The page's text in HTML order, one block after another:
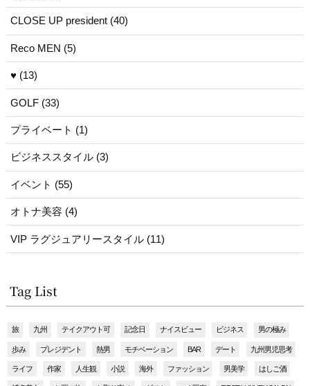
CLOSE UP president (40)
Reco MEN (5)
♥ (13)
GOLF (33)
プライベート (1)
ビジネススタイル (3)
イベント (55)
オトナ美容 (4)
VIP ラグジュアリースタイル (11)
Tag List
旅 九州 テイクアウト可 記念日 ナイスビュー ビジネス 男の極み
歩み プレジデント 熱男 モチベーション BAR デート 九州男児思考
ライフ 作家 人生観 小説 海外 ファッション 男美学 はしご酒